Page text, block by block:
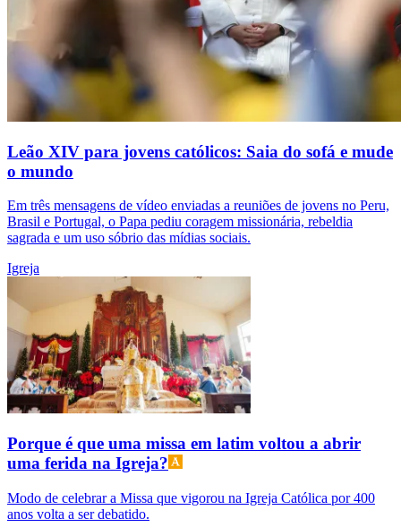
Leão XIV para jovens católicos: Saia do sofá e mude
o mundo
Em três mensagens de vídeo enviadas a reuniões de jovens no Peru,
Brasil e Portugal, o Papa pediu coragem missionária, rebeldia
sagrada e um uso sóbrio das mídias sociais.
Igreja
Porque é que uma missa em latim voltou a abrir
uma ferida na Igreja?
Modo de celebrar a Missa que vigorou na Igreja Católica por 400
anos volta a ser debatido.